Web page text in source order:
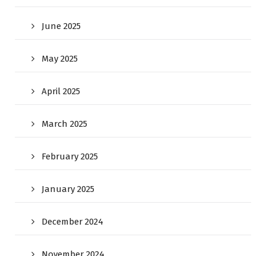
June 2025
May 2025
April 2025
March 2025
February 2025
January 2025
December 2024